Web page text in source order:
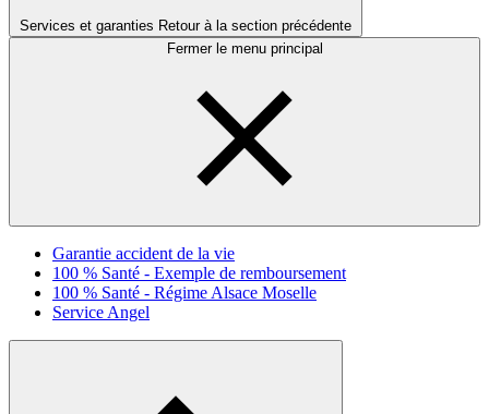
Services et garanties Retour à la section précédente
Fermer le menu principal
Garantie accident de la vie
100 % Santé - Exemple de remboursement
100 % Santé - Régime Alsace Moselle
Service Angel